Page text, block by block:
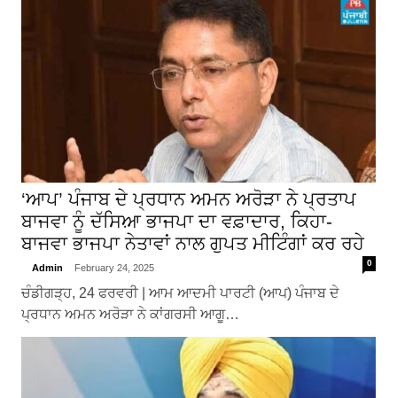
‘ਆਪ’ ਪੰਜਾਬ ਦੇ ਪ੍ਰਧਾਨ ਅਮਨ ਅਰੋੜਾ ਨੇ ਪ੍ਰਤਾਪ
ਬਾਜਵਾ ਨੂੰ ਦੱਸਿਆ਼ ਭਾਜਪਾ ਦਾ ਵਫ਼ਾਦਾਰ, ਕਿਹਾ-
ਬਾਜਵਾ ਭਾਜਪਾ ਨੇਤਾਵਾਂ ਨਾਲ ਗੁਪਤ ਮੀਟਿੰਗਾਂ ਕਰ ਰਹੇ
Admin February 24, 2025 0
ਚੰਡੀਗੜ੍ਹ, 24 ਫਰਵਰੀ | ਆਮ ਆਦਮੀ ਪਾਰਟੀ (ਆਪ) ਪੰਜਾਬ ਦੇ
ਪ੍ਰਧਾਨ ਅਮਨ ਅਰੋੜਾ ਨੇ ਕਾਂਗਰਸੀ ਆਗੂ…